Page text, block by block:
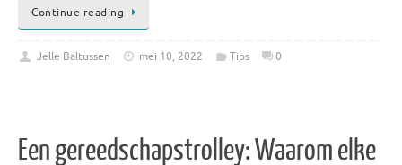
Continue reading
Jelle Baltussen mei 10, 2022 Tips 0
Een gereedschapstrolley: Waarom elke